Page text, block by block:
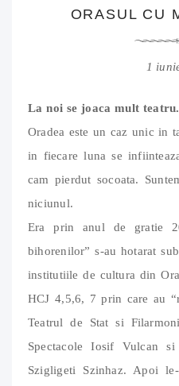
ORASUL CU
1
La noi se joaca mult
Oradea este un caz unic in
in fiecare luna se
cam pierdut socoata.
niciunul.
Era prin anul de gratie
bihorenilor” s-au hotarat
institutiile de cultura din
HCJ 4,5,6, 7 prin care au
Teatrul de Stat si
Spectacole Iosif Vulcan
Szigligeti Szinhaz. Apoi